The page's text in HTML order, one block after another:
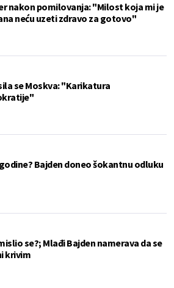
nakon pomilovanja: "Milost koja mi je
neću uzeti zdravo za gotovo"
se Moskva: "Karikatura
Bajden doneo šokantnu odluku
se?; Mlađi Bajden namerava da se
krivim